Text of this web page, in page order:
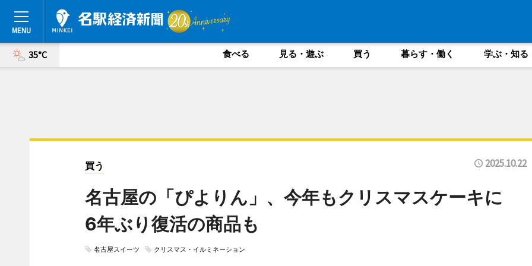
35°C 食べる 見る・遊ぶ 買う 暮らす・働く 学ぶ・知る
買う 2025.10.22
名古屋の「ぴよりん」、今年もクリスマスケーキに
6年ぶり復活の商品も
名古屋スイーツ クリスマス・イルミネーション